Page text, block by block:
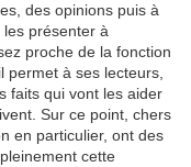
des opinions puis à
présenter à
proche de la fonction
permet à ses lecteurs,
faits qui vont les aider
Sur ce point, chers
en particulier, ont des
cette